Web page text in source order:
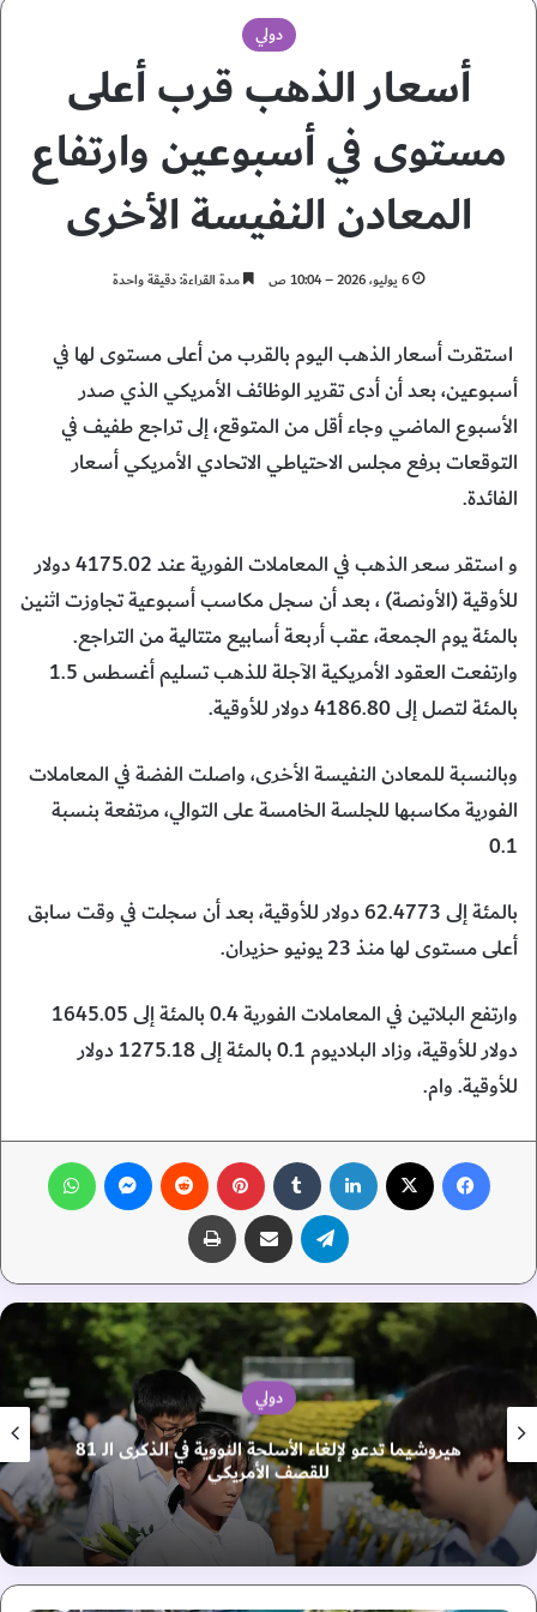
دولي
أسعار الذهب قرب أعلى
مستوى في أسبوعين وارتفاع
المعادن النفيسة الأخرى
6 يوليو، 2026 – 10:04 ص مدة القراءة: دقيقة واحدة
استقرت أسعار ⁠الذهب اليوم بالقرب من أعلى مستوى لها في
أسبوعين، بعد أن أدى تقرير الوظائف الأمريكي الذي صدر
الأسبوع الماضي وجاء أقل من المتوقع، إلى تراجع طفيف في
التوقعات برفع مجلس الاحتياطي الاتحادي الأمريكي أسعار
الفائدة.
و استقر سعر الذهب ​في المعاملات الفورية عند 4175.02 دولار
للأوقية (الأونصة) ، بعد أن سجل مكاسب أسبوعية تجاوزت اثنين
بالمئة يوم الجمعة، عقب أربعة أسابيع متتالية من التراجع.
وارتفعت العقود الأمريكية الآجلة للذهب تسليم أغسطس 1.5
بالمئة لتصل إلى 4186.80 ‌دولار للأوقية.
وبالنسبة للمعادن النفيسة الأخرى، واصلت ​الفضة في المعاملات
الفورية مكاسبها للجلسة الخامسة على التوالي، مرتفعة بنسبة
0.1
بالمئة إلى ​62.4773 دولار للأوقية، بعد أن سجلت في وقت ⁠سابق
أعلى مستوى لها منذ 23 يونيو حزيران.
وارتفع البلاتين في المعاملات الفورية 0.4 بالمئة إلى 1645.05
دولار للأوقية، ​وزاد البلاديوم 0.1 بالمئة إلى 1275.18 دولار
للأوقية. وام.
فيسبوك بينتيريست
تيلقرام
مشاركة عبر البريد طباعة
دولي
هيروشيما تدعو لإلغاء الأسلحة النووية في الذكرى الـ 81
للقصف الأمريكي